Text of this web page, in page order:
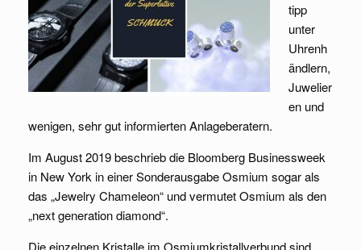
tipp
unter
Uhrenh
ändlern,
Juwelier
en und
wenigen, sehr gut informierten Anlageberatern.
Im August 2019 beschrieb die Bloomberg Businessweek
in New York in einer Sonderausgabe Osmium sogar als
das „Jewelry Chameleon“ und vermutet Osmium als den
„next generation diamond“.
Die einzelnen Kristalle im Osmiumkristallverbund sind